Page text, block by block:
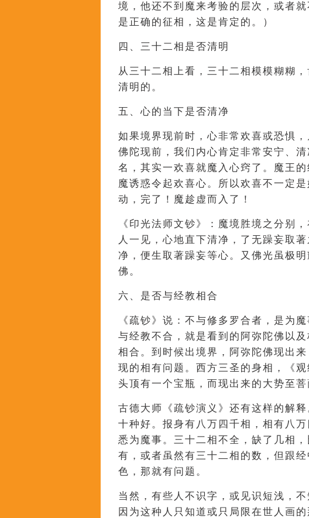
境，他还不到魔来考验的层次，或者
是正确的征相，这是肯定的。）
四、三十二相是否清明
从三十二相上看，三十二相模模糊糊
清明的。
五、心的当下是否清净
如果境界现前时，心非常欢喜或恐惧
佛陀现前，我们内心肯定非常安宁、
名，其实一欢喜就魔入心窍了。魔王
魔诱惑令起欢喜心。所以欢喜不一定
动，完了！魔趁虚而入了！
《印光法师文钞》：魔境胜境之分别
人一见，心地直下清净，了无躁妄取
净，便生取著躁妄等心。又佛光虽极
佛。
六、是否与经教相合
《疏钞》说：不与修多罗合者，是为
与经教不合，就是看到的阿弥陀佛以
相合。到时候出境界，阿弥陀佛现出
现的相有问题。西方三圣的身相，《
头顶有一个宝瓶，而现出来的大势至
古德大师《疏钞演义》还有这样的解
十种好。报身有八万四千相，相有八
悉为魔事。三十二相不全，缺了几相
有，或者虽然有三十二相的数，但跟
色，那就有问题。
当然，有些人不识字，或见识短浅，
因为这种人只知道或只局限在世人画